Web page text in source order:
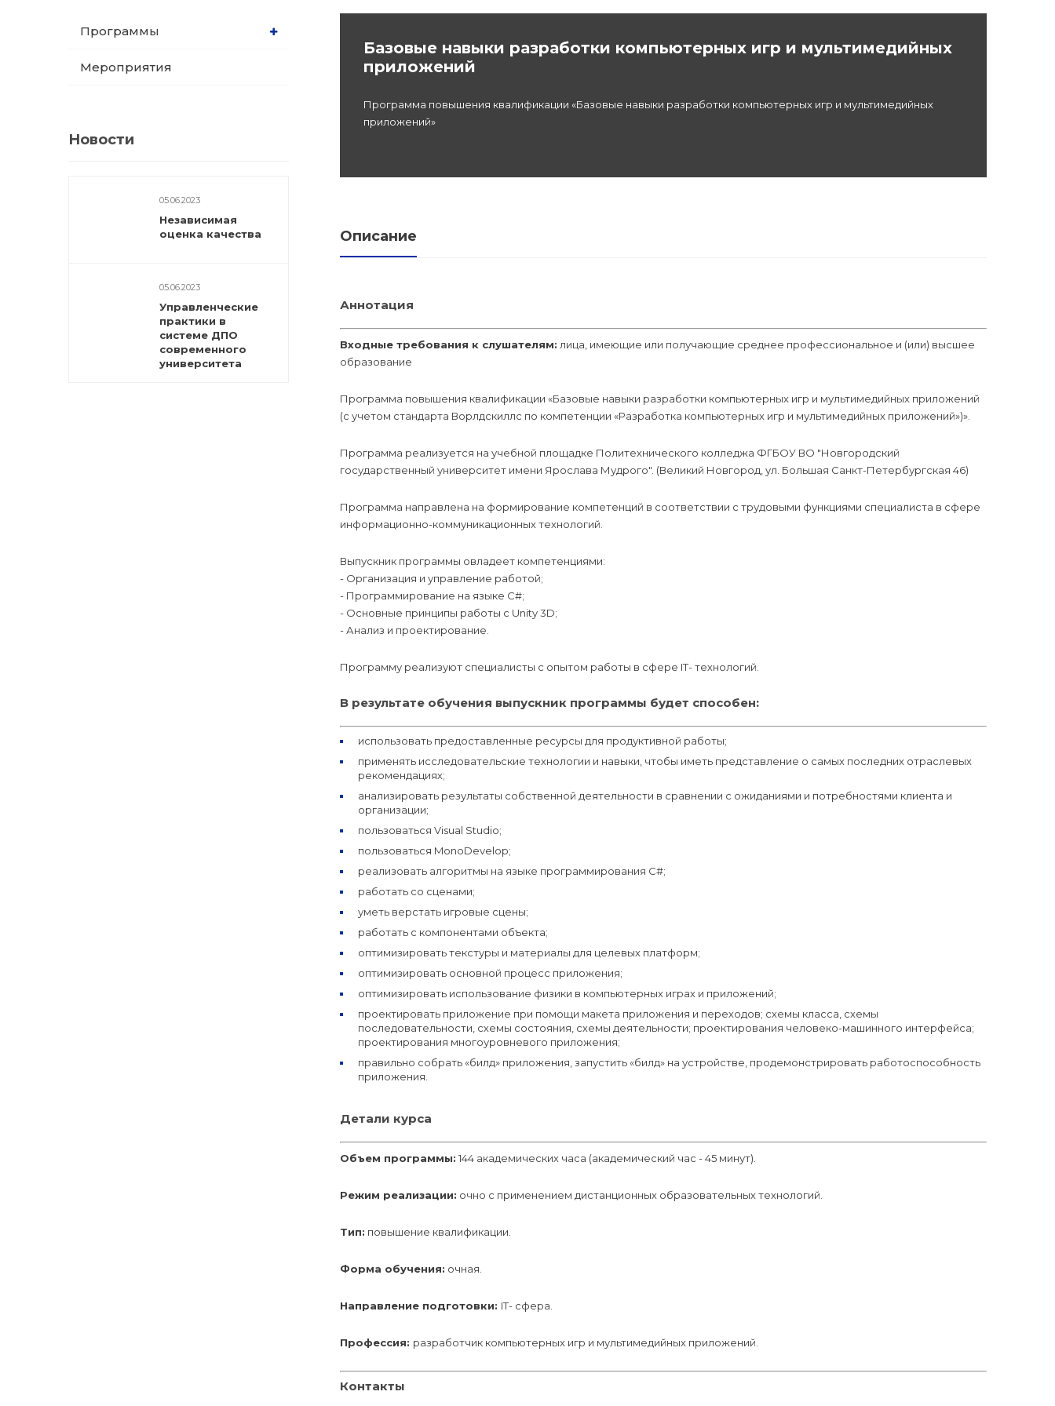
Программы
профессиональной
Проф переподготовка
Программы
Мероприятия
Новости
05.06.2023
Независимая
оценка качества
05.06.2023
Управленческие
практики в
системе ДПО
современного
университета
Базовые навыки разработки компьютерных игр и мультимедийных
приложений
Программа повышения квалификации «Базовые навыки разработки компьютерных игр и мультимедийных
приложений»
Описание
Аннотация
Входные требования к слушателям: лица, имеющие или получающие среднее профессиональное и (или) высшее
образование
Программа повышения квалификации «Базовые навыки разработки компьютерных игр и мультимедийных приложений
(с учетом стандарта Ворлдскиллс по компетенции «Разработка компьютерных игр и мультимедийных приложений»)».
Программа реализуется на учебной площадке Политехнического колледжа ФГБОУ ВО "Новгородский
государственный университет имени Ярослава Мудрого". (Великий Новгород, ул. Большая Санкт-Петербургская 46)
Программа направлена на формирование компетенций в соответствии с трудовыми функциями специалиста в сфере
информационно-коммуникационных технологий.
Выпускник программы овладеет компетенциями:
- Организация и управление работой;
- Программирование на языке C#;
- Основные принципы работы с Unity 3D;
- Анализ и проектирование.
Программу реализуют специалисты с опытом работы в сфере IT- технологий.
В результате обучения выпускник программы будет способен:
использовать предоставленные ресурсы для продуктивной работы;
применять исследовательские технологии и навыки, чтобы иметь представление о самых последних отраслевых
рекомендациях;
анализировать результаты собственной деятельности в сравнении с ожиданиями и потребностями клиента и
организации;
пользоваться Visual Studio;
пользоваться MonoDevelop;
реализовать алгоритмы на языке программирования C#;
работать со сценами;
уметь верстать игровые сцены;
работать с компонентами объекта;
оптимизировать текстуры и материалы для целевых платформ;
оптимизировать основной процесс приложения;
оптимизировать использование физики в компьютерных играх и приложений;
проектировать приложение при помощи макета приложения и переходов; схемы класса, схемы
последовательности, схемы состояния, схемы деятельности; проектирования человеко-машинного интерфейса;
проектирования многоуровневого приложения;
правильно собрать «билд» приложения, запустить «билд» на устройстве, продемонстрировать работоспособность
приложения.
Детали курса
Объем программы: 144 академических часа (академический час - 45 минут).
Режим реализации: очно с применением дистанционных образовательных технологий.
Тип: повышение квалификации.
Форма обучения: очная.
Направление подготовки: IT- сфера.
Профессия: разработчик компьютерных игр и мультимедийных приложений.
Контакты